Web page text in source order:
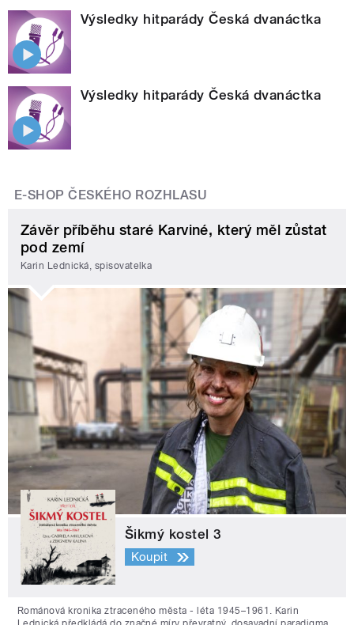
Výsledky hitparády Česká dvanáctka
Výsledky hitparády Česká dvanáctka
E-SHOP ČESKÉHO ROZHLASU
Závěr příběhu staré Karviné, který měl zůstat
pod zemí
Karin Lednická, spisovatelka
Šikmý kostel 3
Koupit
Románová kronika ztraceného města - léta 1945–1961. Karin